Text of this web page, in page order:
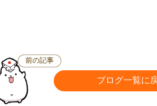
前の記事
ブログ一覧に